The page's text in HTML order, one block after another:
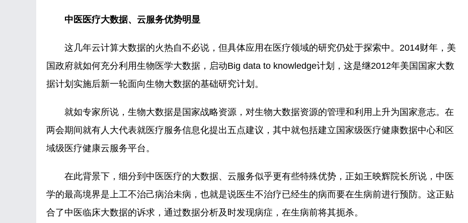
中医医疗大数据、云服务优势明显
这几年云计算大数据的火热自不必说，但具体应用在医疗领域的研究仍处于探索中。2014财年，美
国政府就如何充分利用生物医学大数据，启动Big data to knowledge计划，这是继2012年美国国家大数
据计划实施后新一轮面向生物大数据的基础研究计划。
就如专家所说，生物大数据是国家战略资源，对生物大数据资源的管理和利用上升为国家意志。在
两会期间就有人大代表就医疗服务信息化提出五点建议，其中就包括建立国家级医疗健康数据中心和区
域级医疗健康云服务平台。
在此背景下，细分到中医医疗的大数据、云服务似乎更有些特殊优势，正如王映辉院长所说，中医
学的最高境界是上工不治己病治未病，也就是说医生不治疗已经生的病而要在生病前进行预防。这正贴
合了中医临床大数据的诉求，通过数据分析及时发现病症，在生病前将其扼杀。